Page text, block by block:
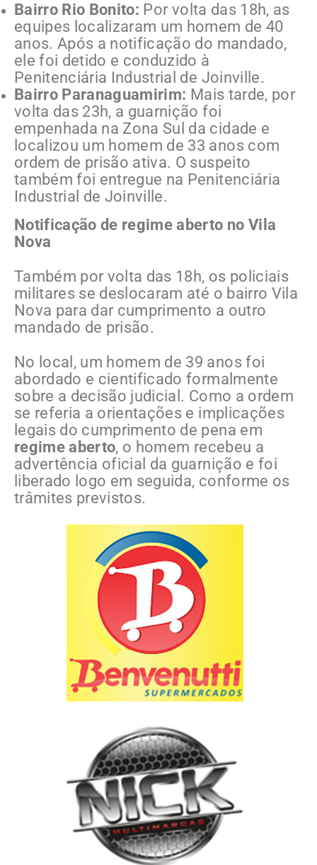
Bairro Rio Bonito: Por volta das 18h, as
equipes localizaram um homem de 40
anos. Após a notificação do mandado,
ele foi detido e conduzido à
Penitenciária Industrial de Joinville.
Bairro Paranaguamirim: Mais tarde, por
volta das 23h, a guarnição foi
empenhada na Zona Sul da cidade e
localizou um homem de 33 anos com
ordem de prisão ativa. O suspeito
também foi entregue na Penitenciária
Industrial de Joinville.
Notificação de regime aberto no Vila
Nova
Também por volta das 18h, os policiais
militares se deslocaram até o bairro Vila
Nova para dar cumprimento a outro
mandado de prisão.
No local, um homem de 39 anos foi
abordado e cientificado formalmente
sobre a decisão judicial. Como a ordem
se referia a orientações e implicações
legais do cumprimento de pena em
regime aberto, o homem recebeu a
advertência oficial da guarnição e foi
liberado logo em seguida, conforme os
trâmites previstos.